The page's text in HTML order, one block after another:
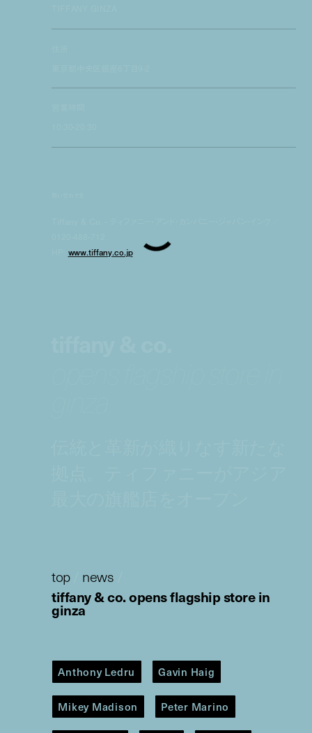
www.tiffany.co.jp
top/ news
tiffany & co. opens flagship store in
ginza
Anthony Ledru Gavin Haig
Mikey Madison Peter Marino